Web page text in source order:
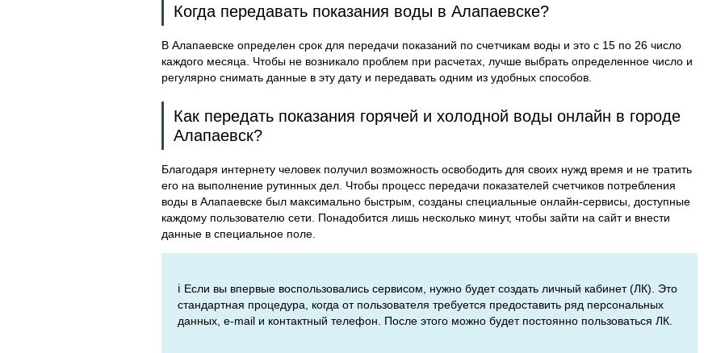
Когда передавать показания воды в Алапаевске?
В Алапаевске определен срок для передачи показаний по счетчикам воды и это с 15 по 26 число
каждого месяца. Чтобы не возникало проблем при расчетах, лучше выбрать определенное число и
регулярно снимать данные в эту дату и передавать одним из удобных способов.
Как передать показания горячей и холодной воды онлайн в городе
Алапаевск?
Благодаря интернету человек получил возможность освободить для своих нужд время и не тратить
его на выполнение рутинных дел. Чтобы процесс передачи показателей счетчиков потребления
воды в Алапаевске был максимально быстрым, созданы специальные онлайн-сервисы, доступные
каждому пользователю сети. Понадобится лишь несколько минут, чтобы зайти на сайт и внести
данные в специальное поле.
ℹ️ Если вы впервые воспользовались сервисом, нужно будет создать личный кабинет (ЛК). Это
стандартная процедура, когда от пользователя требуется предоставить ряд персональных
данных, e-mail и контактный телефон. После этого можно будет постоянно пользоваться ЛК.